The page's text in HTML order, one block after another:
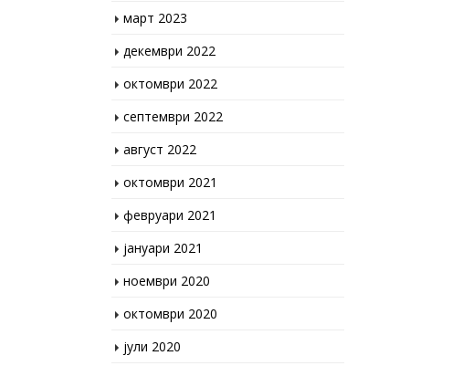
декември 2022
октомври 2022
септември 2022
август 2022
октомври 2021
февруари 2021
јануари 2021
ноември 2020
октомври 2020
јули 2020
мај 2020